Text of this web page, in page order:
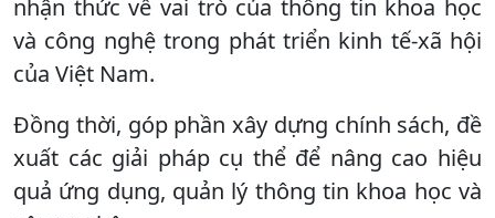
nhận thức về vai trò của thông tin khoa học
và công nghệ trong phát triển kinh tế-xã hội
của Việt Nam.
Đồng thời, góp phần xây dựng chính sách, đề
xuất các giải pháp cụ thể để nâng cao hiệu
quả ứng dụng, quản lý thông tin khoa học và